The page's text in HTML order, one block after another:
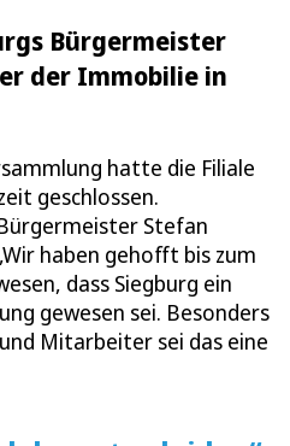
Bürgermeister
der Immobilie in
hatte die Filiale
geschlossen.
Stefan
haben gehofft bis zum
dass Siegburg ein
gewesen sei. Besonders
Mitarbeiter sei das eine